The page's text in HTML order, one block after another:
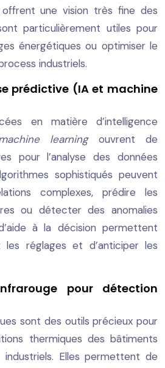
une vision très fine des
particulièrement utiles pour
énergétiques ou optimiser le
industriels.
prédictive (IA et machine
en matière d’intelligence
learning ouvrent de
pour l’analyse des données
sophistiqués peuvent
complexes, prédire les
ou détecter des anomalies
à la décision permettent
les réglages et d’anticiper les
pour détection
sont des outils précieux pour
thermiques des bâtiments
Elles permettent de